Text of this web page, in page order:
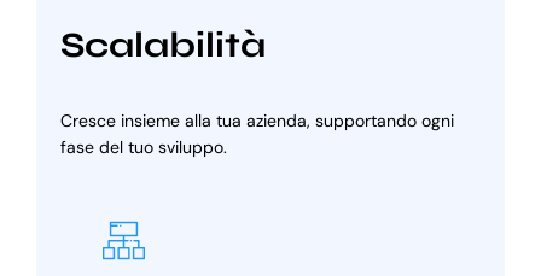
Scalabilità
Cresce insieme alla tua azienda, supportando ogni
fase del tuo sviluppo.